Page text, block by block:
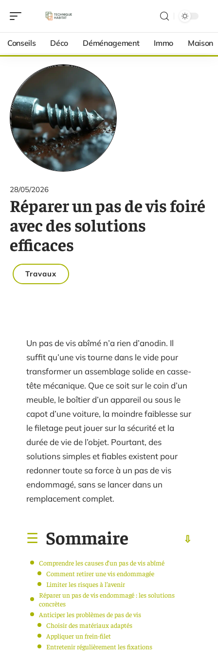
Conseils Déco Déménagement Immo Maison
28/05/2026
Réparer un pas de vis foiré
avec des solutions
efficaces
Travaux
Un pas de vis abîmé n’a rien d’anodin. Il
suffit qu’une vis tourne dans le vide pour
transformer un assemblage solide en casse-
tête mécanique. Que ce soit sur le coin d’un
meuble, le boîtier d’un appareil ou sous le
capot d’une voiture, la moindre faiblesse sur
le filetage peut jouer sur la sécurité et la
durée de vie de l’objet. Pourtant, des
solutions simples et fiables existent pour
redonner toute sa force à un pas de vis
endommagé, sans se lancer dans un
remplacement complet.
Sommaire
Comprendre les causes d’un pas de vis abîmé
Comment retirer une vis endommagée
Limiter les risques à l’avenir
Réparer un pas de vis endommagé : les solutions
concrètes
Anticiper les problèmes de pas de vis
Choisir des matériaux adaptés
Appliquer un frein-filet
Entretenir régulièrement les fixations